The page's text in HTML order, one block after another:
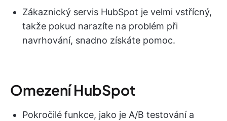
Zákaznický servis HubSpot je velmi vstřícný,
takže pokud narazíte na problém při
navrhování, snadno získáte pomoc.
Omezení HubSpot
Pokročilé funkce, jako je A/B testování a